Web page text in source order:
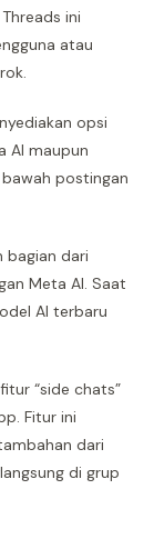
ini
atau
opsi
AI maupun
postingan
bagian dari
Meta AI. Saat
AI terbaru
“side chats”
Fitur ini
dari
di grup